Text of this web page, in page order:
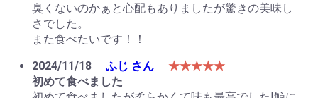
臭くないのかぁと心配もありましたが驚きの美味し
さでした。
また食べたいです！！
2024/11/18
ふじ さん
★★★★★
初めて食べました